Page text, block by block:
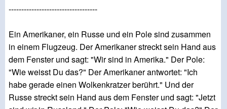
-----------------------------------
Ein Amerikaner, ein Russe und ein Pole sind zusammen
in einem Flugzeug. Der Amerikaner streckt sein Hand aus
dem Fenster und sagt: "Wir sind in Amerika." Der Pole:
"Wie weisst Du das?" Der Amerikaner antwortet: "Ich
habe gerade einen Wolkenkratzer berührt." Und der
Russe streckt sein Hand aus dem Fenster und sagt: "Jetzt